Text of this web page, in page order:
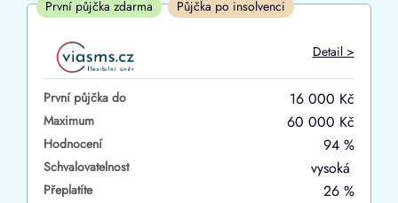
Od
První půjčka zdarma
–
ano
ne
První půjčka zdarma Půjčka po insolvenci
Detail >
První půjčka do 16 000 Kč
Maximum 60 000 Kč
Hodnocení 94 %
Schvalovatelnost vysoká
Přeplatíte
26 %